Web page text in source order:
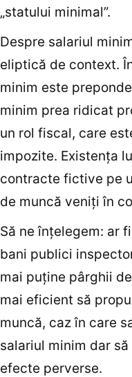
„statului minimal”.
Despre salariul
eliptică de context.
minim este
minim prea ridicat
un rol fiscal, care
impozite. Existenţa
contracte fictive pe
de muncă veniţi în
Să ne înţelegem: ar
bani publici
mai puţine pârghii
mai eficient să
muncă, caz în care
salariul minim dar
efecte perverse.